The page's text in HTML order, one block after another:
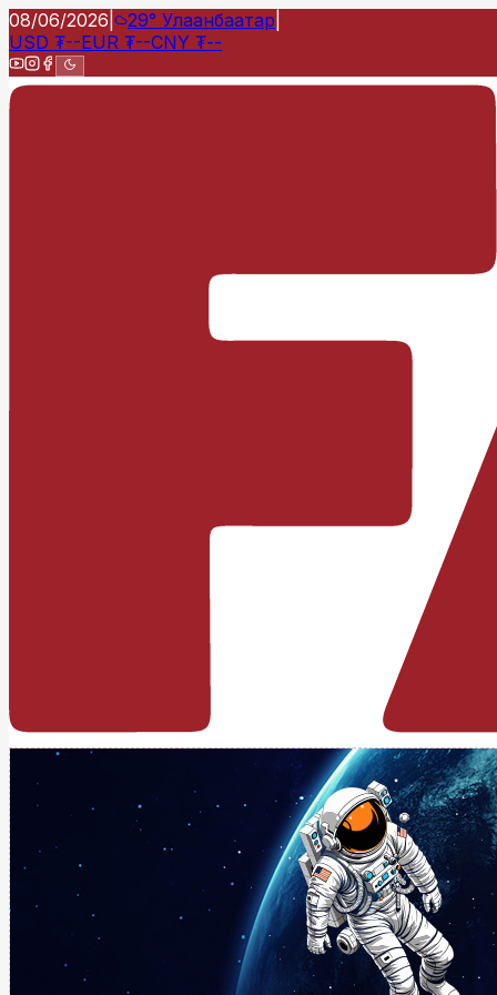
08/06/2026 29° Улаанбаатар
USD ₮--EUR ₮--CNY ₮--